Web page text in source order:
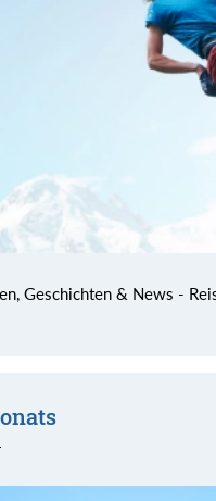
Geschichten & News -